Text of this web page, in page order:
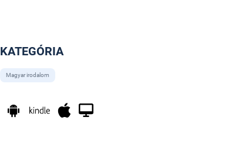
KATEGÓRIA
Magyar irodalom